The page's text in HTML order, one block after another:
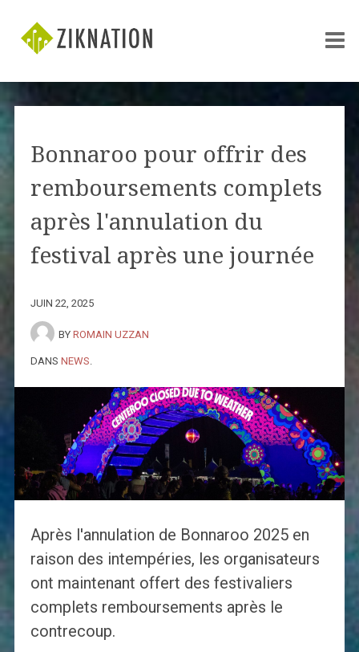
Bonnaroo pour offrir des
remboursements complets
après l'annulation du
festival après une journée
JUIN 22, 2025
BY ROMAIN UZZAN
DANS NEWS
Après l'annulation de Bonnaroo 2025 en
raison des intempéries, les organisateurs
ont maintenant offert des festivaliers
complets remboursements après le
contrecoup.